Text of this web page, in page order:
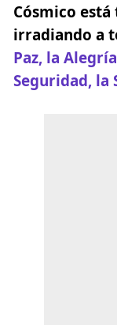
Cósmico
irradiando a
Paz, la
Seguridad, la